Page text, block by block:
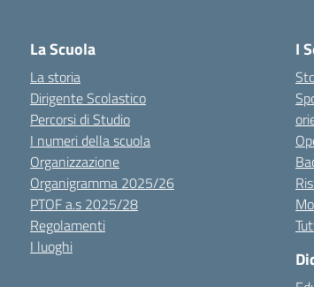
La Scuola
La storia
Dirigente Scolastico
Percorsi di Studio
I numeri della scuola
Organizzazione
Organigramma 2025/26
PTOF a.s 2025/28
Regolamenti
I luoghi
I